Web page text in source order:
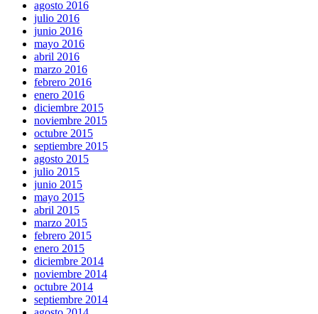
agosto 2016
julio 2016
junio 2016
mayo 2016
abril 2016
marzo 2016
febrero 2016
enero 2016
diciembre 2015
noviembre 2015
octubre 2015
septiembre 2015
agosto 2015
julio 2015
junio 2015
mayo 2015
abril 2015
marzo 2015
febrero 2015
enero 2015
diciembre 2014
noviembre 2014
octubre 2014
septiembre 2014